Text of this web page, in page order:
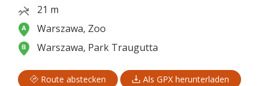
21 m
Warszawa, Zoo
Warszawa, Park Traugutta
Route abstecken
Als GPX herunterladen